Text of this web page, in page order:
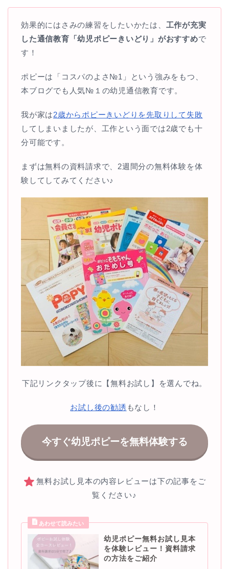
効果的にはさみの練習をしたいかたは、 工作が充実
した通信教育「幼児ポピーきいどり」がおすすめで
す！
ポピーは「コスパのよさ№1」という強みをもつ、
本ブログでも人気№１の幼児通信教育です。
我が家は2歳からポピーきいどりを先取りして失敗
してしまいましたが、工作という面では2歳でも十
分可能です。
まずは無料の資料請求で、2週間分の無料体験を体
験してしてみてください♪
下記リンクタップ後に【無料お試し】を選んでね。
お試し後の勧誘 もなし！
今すぐ幼児ポピーを無料体験する
無料お試し見本の内容レビューは下の記事をご
覧ください♪
幼児ポピー無料お試し見本
を体験レビュー！資料請求
の方法をご紹介